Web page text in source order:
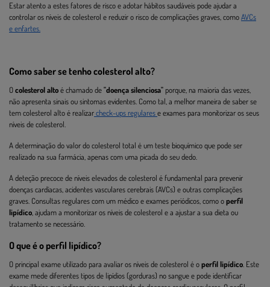
Estar atento a estes fatores de risco e adotar hábitos saudáveis pode ajudar a
controlar os níveis de colesterol e reduzir o risco de complicações graves, comoAVCs
e enfartes.
Como saber se tenho colesterol alto?
Ocolesterol altoé chamado de"doença silenciosa"porque, na maioria das vezes,
não apresenta sinais ou sintomas evidentes. Como tal, a melhor maneira de saber se
tem colesterol alto é realizarcheck-ups regularese exames para monitorizar os seus
níveis de colesterol.
A determinação do valor do colesterol total é um teste bioquímico que pode ser
realizado na sua farmácia, apenas com uma picada do seu dedo.
A deteção precoce de níveis elevados de colesterol é fundamental para prevenir
doenças cardíacas, acidentes vasculares cerebrais (AVCs) e outras complicações
graves. Consultas regulares com um médico e exames periódicos, como operfil
lipídico , ajudam a monitorizar os níveis de colesterol e a ajustar a sua dieta ou
tratamento se necessário.
O que é o perfil lipídico?
O principal exame utilizado para avaliar os níveis de colesterol é operfil lipídico . Este
exame mede diferentes tipos de lipídios (gorduras) no sangue e pode identificar